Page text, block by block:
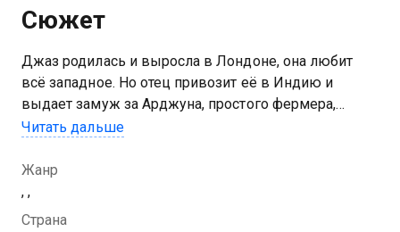
Сюжет
Джаз родилась и выросла в Лондоне, она любит
всё западное. Но отец привозит её в Индию и
выдает замуж за Арджуна, простого фермера,
который едва говорит по-английски. Победят ли
Читать дальше
Жанр
, ,
Страна